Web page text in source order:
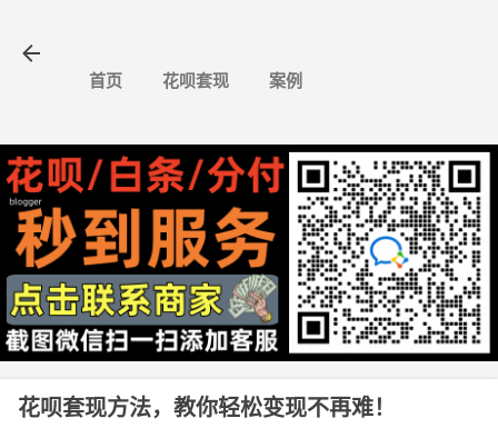
首页 花呗套现 案例
花呗套现方法，教你轻松变现不再难！